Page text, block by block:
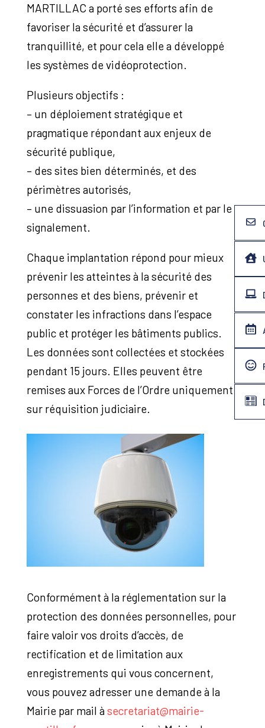
MARTILLAC a porté ses efforts afin de
favoriser la sécurité et d’assurer la
tranquillité, et pour cela elle a développé
les systèmes de vidéoprotection.
Plusieurs objectifs :
– un déploiement stratégique et
pragmatique répondant aux enjeux de
sécurité publique,
– des sites bien déterminés, et des
périmètres autorisés,
– une dissuasion par l’information et par le
signalement.
Chaque implantation répond pour mieux
prévenir les atteintes à la sécurité des
personnes et des biens, prévenir et
constater les infractions dans l’espace
public et protéger les bâtiments publics.
Les données sont collectées et stockées
pendant 15 jours. Elles peuvent être
remises aux Forces de l’Ordre uniquement
sur réquisition judiciaire.
Conformément à la réglementation sur la
protection des données personnelles, pour
faire valoir vos droits d’accès, de
rectification et de limitation aux
enregistrements qui vous concernent,
vous pouvez adresser une demande à la
Mairie par mail à secretariat@mairie-